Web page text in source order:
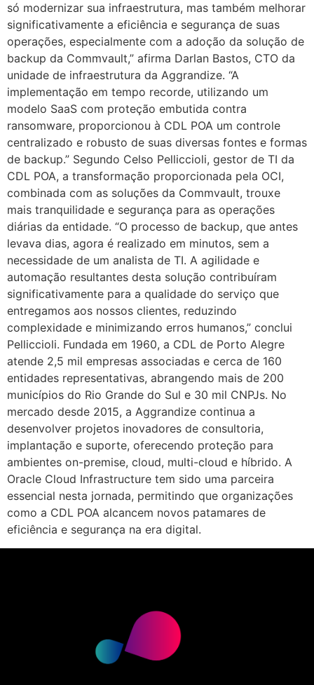
só modernizar sua infraestrutura, mas também melhorar
significativamente a eficiência e segurança de suas
operações, especialmente com a adoção da solução de
backup da Commvault,” afirma Darlan Bastos, CTO da
unidade de infraestrutura da Aggrandize. “A
implementação em tempo recorde, utilizando um
modelo SaaS com proteção embutida contra
ransomware, proporcionou à CDL POA um controle
centralizado e robusto de suas diversas fontes e formas
de backup.” Segundo Celso Pelliccioli, gestor de TI da
CDL POA, a transformação proporcionada pela OCI,
combinada com as soluções da Commvault, trouxe
mais tranquilidade e segurança para as operações
diárias da entidade. “O processo de backup, que antes
levava dias, agora é realizado em minutos, sem a
necessidade de um analista de TI. A agilidade e
automação resultantes desta solução contribuíram
significativamente para a qualidade do serviço que
entregamos aos nossos clientes, reduzindo
complexidade e minimizando erros humanos,” conclui
Pelliccioli. Fundada em 1960, a CDL de Porto Alegre
atende 2,5 mil empresas associadas e cerca de 160
entidades representativas, abrangendo mais de 200
municípios do Rio Grande do Sul e 30 mil CNPJs. No
mercado desde 2015, a Aggrandize continua a
desenvolver projetos inovadores de consultoria,
implantação e suporte, oferecendo proteção para
ambientes on-premise, cloud, multi-cloud e híbrido. A
Oracle Cloud Infrastructure tem sido uma parceira
essencial nesta jornada, permitindo que organizações
como a CDL POA alcancem novos patamares de
eficiência e segurança na era digital.